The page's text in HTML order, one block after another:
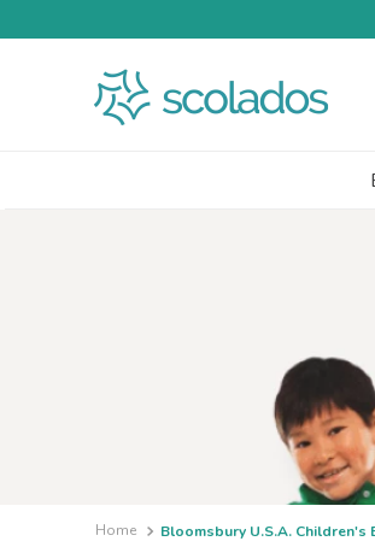
Bloomsbury U.S.A. Children's
quimica
papel cartão
massa modelar
cartolina dupla
tinta guache
pincel